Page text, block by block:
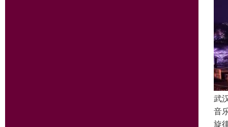
武
音
旋